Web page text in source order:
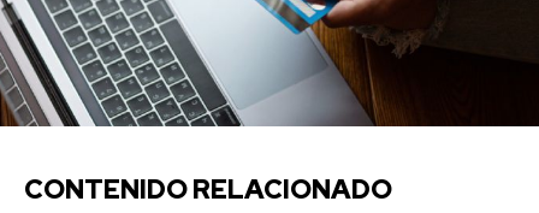
CONTENIDO RELACIONADO